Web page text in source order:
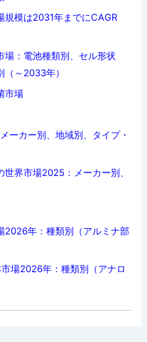
規模は2031年までにCAGR
場：電池種類別、セル形状
～2033年）
市場
ーカー別、地域別、タイプ・
界市場2025：メーカー別、
2026年：種類別（アルミナ部
場2026年：種類別（アナロ